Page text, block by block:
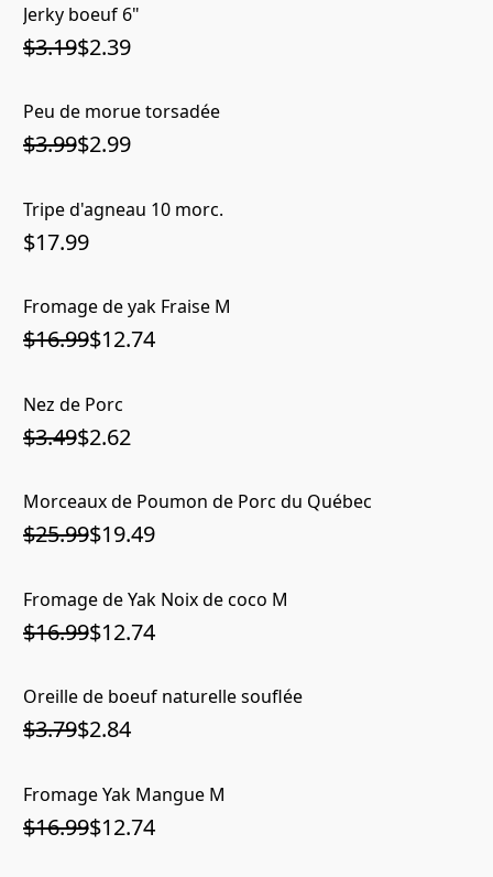
Jerky boeuf 6"
$3.19$2.39
Peu de morue torsadée
$3.99$2.99
Tripe d'agneau 10 morc.
$17.99
Fromage de yak Fraise M
$16.99$12.74
Nez de Porc
$3.49$2.62
Morceaux de Poumon de Porc du Québec
$25.99$19.49
Fromage de Yak Noix de coco M
$16.99$12.74
Oreille de boeuf naturelle souflée
$3.79$2.84
Fromage Yak Mangue M
$16.99$12.74